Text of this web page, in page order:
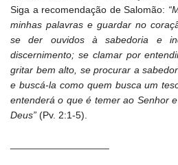
Siga a recomendação de Salomão:
minhas palavras e guardar no
se der ouvidos à sabedoria e
discernimento; se clamar por
gritar bem alto, se procurar a
e buscá-la como quem busca um
entenderá o que é temer ao Senhor
Deus” (Pv. 2:1-5).